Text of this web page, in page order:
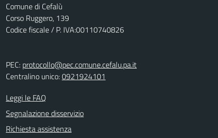
Comune di Cefalù
Corso Ruggero, 139
Codice fiscale / P. IVA:00110740826
PEC: protocollo@pec.comune.cefalu.pa.it
Centralino unico:0921924101
Leggi le FAQ
Segnalazione disservizio
Richiesta assistenza